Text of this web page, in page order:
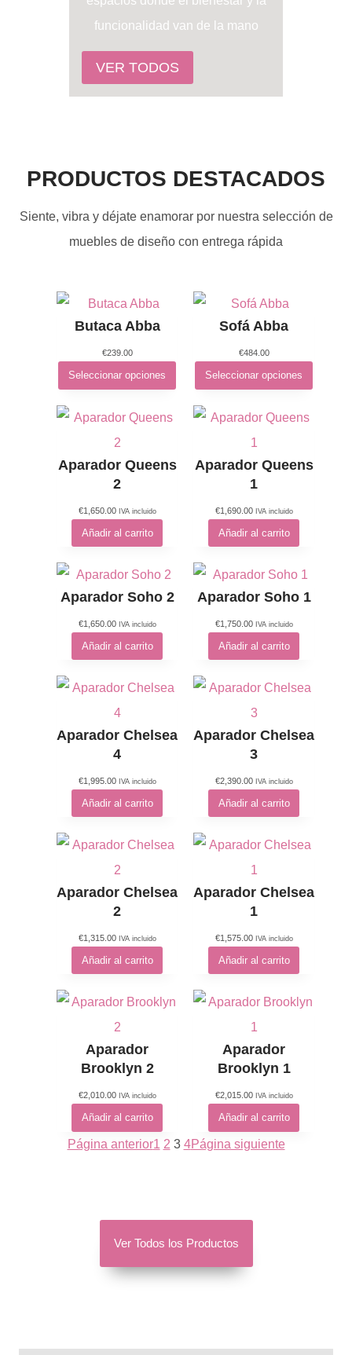
funcionalidad van de la mano
VER TODOS
PRODUCTOS DESTACADOS
Siente, vibra y déjate enamorar por nuestra selección de
muebles de diseño con entrega rápida
Butaca Abba
€239.00
Seleccionar opciones
Sofá Abba
€484.00
Seleccionar opciones
Aparador Queens
2
€1,650.00 IVA incluido
Añadir al carrito
Aparador Queens
1
€1,690.00 IVA incluido
Añadir al carrito
Aparador Soho 2
€1,650.00 IVA incluido
Añadir al carrito
Aparador Soho 1
€1,750.00 IVA incluido
Añadir al carrito
Aparador Chelsea
4
€1,995.00 IVA incluido
Añadir al carrito
Aparador Chelsea
3
€2,390.00 IVA incluido
Añadir al carrito
Aparador Chelsea
2
€1,315.00 IVA incluido
Añadir al carrito
Aparador Chelsea
1
€1,575.00 IVA incluido
Añadir al carrito
Aparador
Brooklyn 2
€2,010.00 IVA incluido
Añadir al carrito
Aparador
Brooklyn 1
€2,015.00 IVA incluido
Añadir al carrito
Página anterior1 2 3 4Página siguiente
Ver Todos los Productos